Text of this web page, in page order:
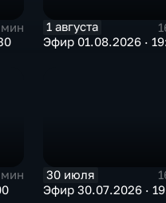
мин
1 августа
Эфир 01.08.2026 ·
мин
30 июля
Эфир 30.07.2026 ·